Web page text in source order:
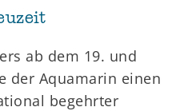
ab dem 19. und
der Aquamarin einen
begehrter